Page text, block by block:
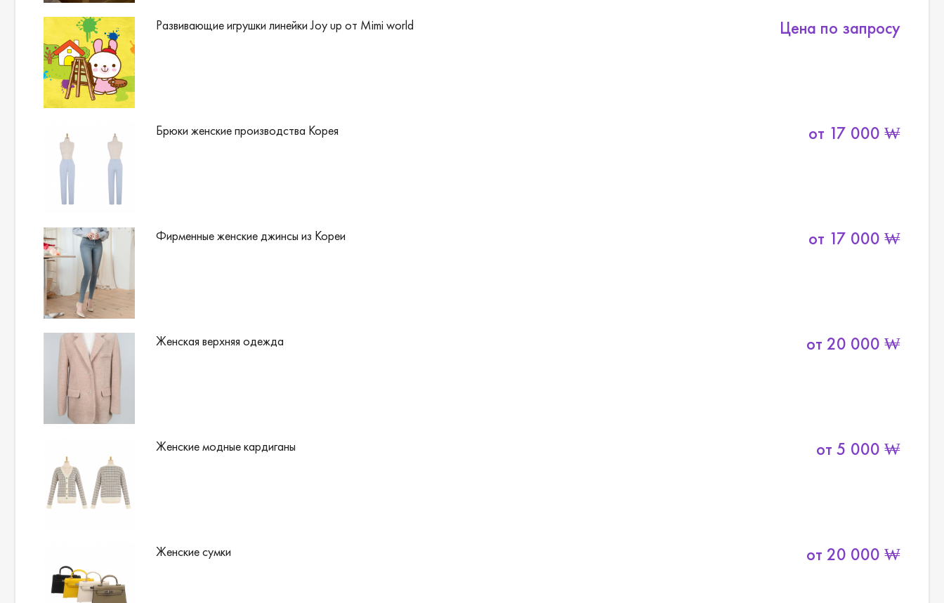
Развивающие игрушки линейки Joy up от Mimi world Цена по запросу
Брюки женские производства Корея от 17 000 ₩
Фирменные женские джинсы из Кореи от 17 000 ₩
Женская верхняя одежда от 20 000 ₩
Женские модные кардиганы от 5 000 ₩
Женские сумки от 20 000 ₩